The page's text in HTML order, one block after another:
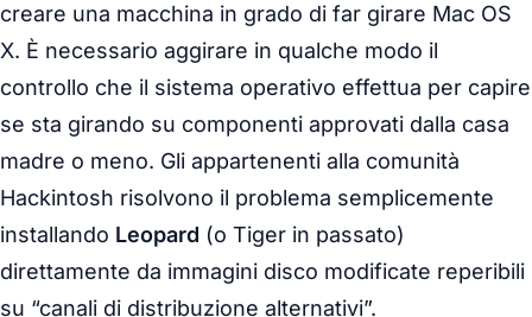
creare una macchina in grado di far girare Mac OS
X. È necessario aggirare in qualche modo il
controllo che il sistema operativo effettua per capire
se sta girando su componenti approvati dalla casa
madre o meno. Gli appartenenti alla comunità
Hackintosh risolvono il problema semplicemente
installando Leopard (o Tiger in passato)
direttamente da immagini disco modificate reperibili
su “canali di distribuzione alternativi”.